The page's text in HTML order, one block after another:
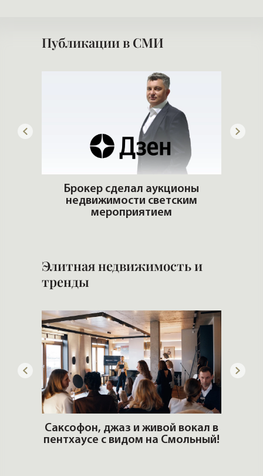
Публикации в СМИ
Брокер сделал аукционы
недвижимости светским
мероприятием
Элитная недвижимость и
тренды
Саксофон, джаз и живой вокал в
пентхаусе с видом на Смольный!